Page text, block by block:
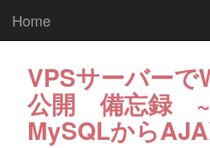
Home
VPSサーバーで
公開 備忘録
MySQLから